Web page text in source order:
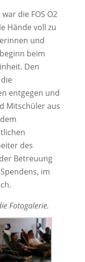
die FOS O2
Hände voll zu
und
beim
Den
entgegen und
Mitschüler aus
des
Betreuung
im
Fotogalerie.